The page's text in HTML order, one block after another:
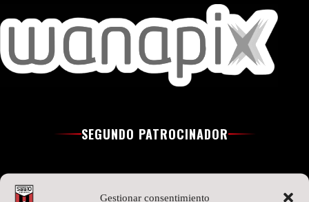
Gestionar consentimiento
SEGUNDO PATROCINADOR